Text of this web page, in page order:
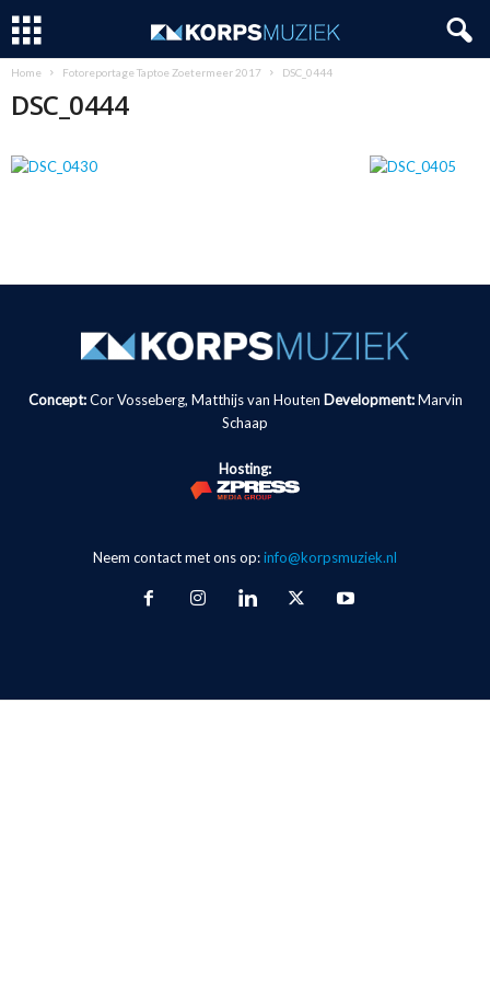
Home Fotoreportage Taptoe Zoetermeer 2017 DSC_0444
DSC_0444
Concept:Cor Vosseberg, Matthijs van Houten Development: Marvin
Schaap
Hosting:
Neem contact met ons op:info@korpsmuziek.nl